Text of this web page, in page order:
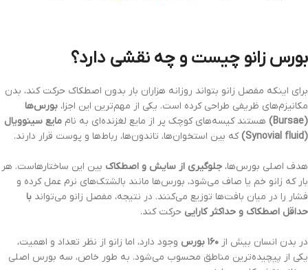
بورس زانو چیست و چه نقشی دارد؟
برای اینکه مفصل زانو بتواند روزانه هزاران بار بدون اصطکاک حرکت کند، بدن
مکانیزم‌های ظریفی طراحی کرده است. یکی از مهم‌ترین این اجزا، بورس‌ها
(Bursae)
هستند کیسه‌های کوچک پر از مایع لغزنده‌ای به نام مایع سینوویال
(Synovial fluid)
که بین استخوان‌ها، تاندون‌ها، رباط‌ها و پوست قرار دارند.
هدف اصلی بورس‌ها، جلوگیری از سایش و اصطکاک بین این ساختارهاست. هر
بار که زانو خم یا صاف می‌شود، بورس‌ها مانند بالشتک‌های نرم عمل کرده و
فشار را در میان بافت‌ها توزیع می‌کنند. در نتیجه، مفصل زانو می‌تواند با
حداقل اصطکاک و حداکثر کارایی حرکت کند.
در بدن انسان بیش از ۱۶۰ بورس
وجود دارد، اما زانو از نظر تعداد و اهمیت،
یکی از پیچیده‌ترین مناطق محسوب می‌شود. به طور خاص، سه بورس اصلی